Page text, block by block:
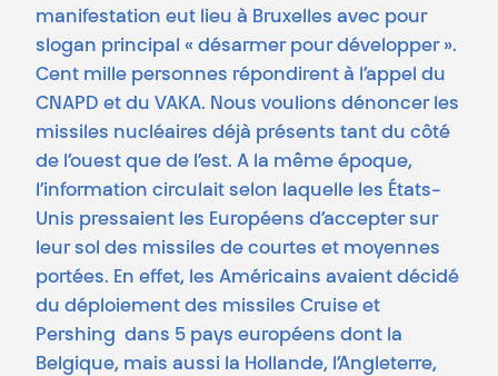
manifestation eut lieu à Bruxelles avec pour
slogan principal « désarmer pour développer ».
Cent mille personnes répondirent à l’appel du
CNAPD et du VAKA. Nous voulions dénoncer les
missiles nucléaires déjà présents tant du côté
de l’ouest que de l’est. A la même époque,
l’information circulait selon laquelle les États-
Unis pressaient les Européens d’accepter sur
leur sol des missiles de courtes et moyennes
portées. En effet, les Américains avaient décidé
du déploiement des missiles Cruise et
Pershing dans 5 pays européens dont la
Belgique, mais aussi la Hollande, l’Angleterre,